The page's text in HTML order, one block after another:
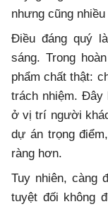
nhưng cũng nhiều
Điều đáng quý
sáng. Trong
phẩm chất thật:
trách nhiệm. Đây
ở vị trí người
dự án trọng
ràng hơn.
Tuy nhiên, càng
tuyệt đối không